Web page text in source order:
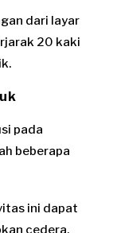
dari layar
20 kaki
pada
beberapa
ini dapat
cedera.